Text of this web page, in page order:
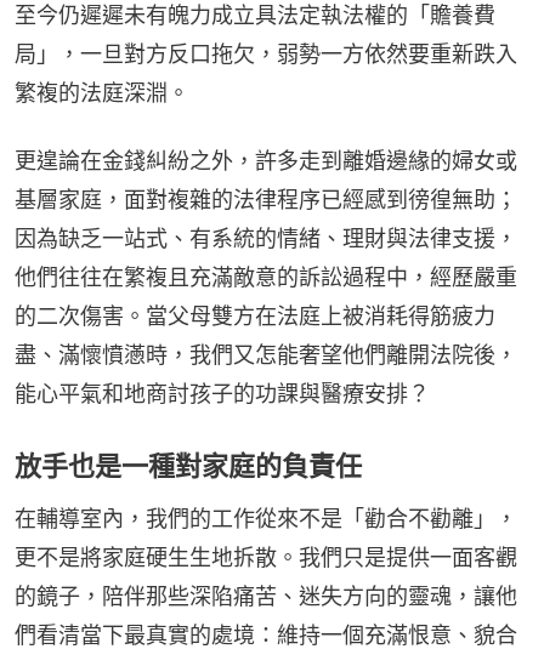
至今仍遲遲未有魄力成立具法定執法權的「贍養費
局」，一旦對方反口拖欠，弱勢一方依然要重新跌入
繁複的法庭深淵。
更遑論在金錢糾紛之外，許多走到離婚邊緣的婦女或
基層家庭，面對複雜的法律程序已經感到徬徨無助；
因為缺乏一站式、有系統的情緒、理財與法律支援，
他們往往在繁複且充滿敵意的訴訟過程中，經歷嚴重
的二次傷害。當父母雙方在法庭上被消耗得筋疲力
盡、滿懷憤懣時，我們又怎能奢望他們離開法院後，
能心平氣和地商討孩子的功課與醫療安排？
放手也是一種對家庭的負責任
在輔導室內，我們的工作從來不是「勸合不勸離」，
更不是將家庭硬生生地拆散。我們只是提供一面客觀
的鏡子，陪伴那些深陷痛苦、迷失方向的靈魂，讓他
們看清當下最真實的處境：維持一個充滿恨意、貌合